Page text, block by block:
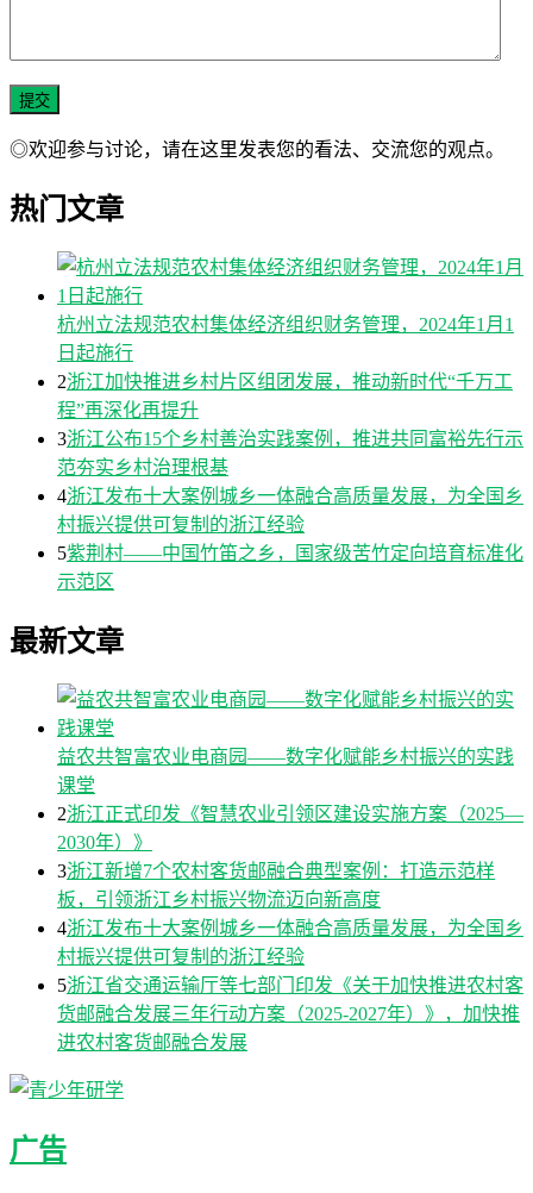
◎欢迎参与讨论，请在这里发表您的看法、交流您的观点。
热门文章
杭州立法规范农村集体经济组织财务管理，2024年1月1
日起施行
2浙江加快推进乡村片区组团发展，推动新时代“千万工
程”再深化再提升
3浙江公布15个乡村善治实践案例，推进共同富裕先行示
范夯实乡村治理根基
4浙江发布十大案例城乡一体融合高质量发展，为全国乡
村振兴提供可复制的浙江经验
5紫荆村——中国竹笛之乡，国家级苦竹定向培育标准化
示范区
最新文章
益农共智富农业电商园——数字化赋能乡村振兴的实践
课堂
2浙江正式印发《智慧农业引领区建设实施方案（2025—
2030年）》
3浙江新增7个农村客货邮融合典型案例：打造示范样
板，引领浙江乡村振兴物流迈向新高度
4浙江发布十大案例城乡一体融合高质量发展，为全国乡
村振兴提供可复制的浙江经验
5浙江省交通运输厅等七部门印发《关于加快推进农村客
货邮融合发展三年行动方案（2025-2027年）》，加快推
进农村客货邮融合发展
广告